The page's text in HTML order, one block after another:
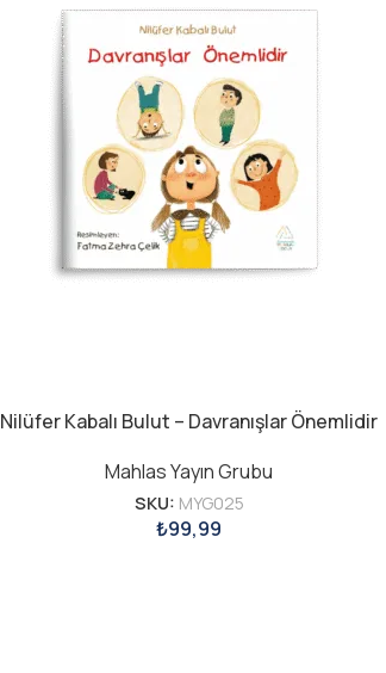
Nilüfer Kabalı Bulut – Davranışlar Önemlidir
Mahlas Yayın Grubu
SKU: MYG025
₺99,99